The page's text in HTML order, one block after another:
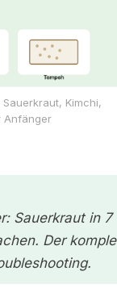
Kimchi,
Anfänger
Sauerkraut in
Der